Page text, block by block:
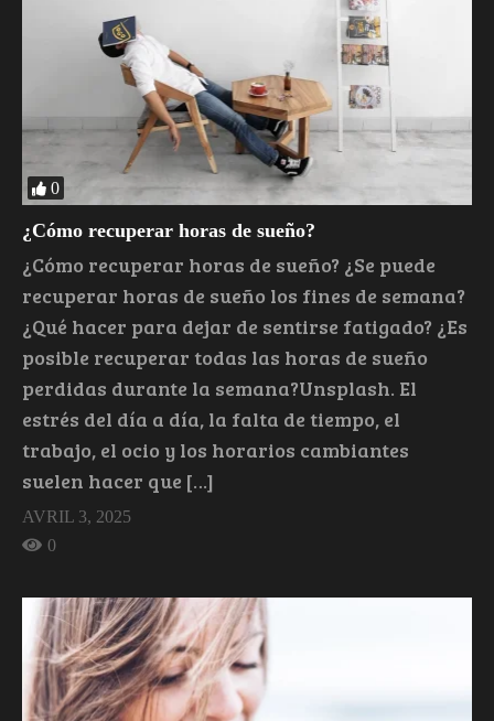
0
¿Cómo recuperar horas de sueño?
¿Cómo recuperar horas de sueño? ¿Se puede
recuperar horas de sueño los fines de semana?
¿Qué hacer para dejar de sentirse fatigado? ¿Es
posible recuperar todas las horas de sueño
perdidas durante la semana?Unsplash. El
estrés del día a día, la falta de tiempo, el
trabajo, el ocio y los horarios cambiantes
suelen hacer que […]
AVRIL 3, 2025
0